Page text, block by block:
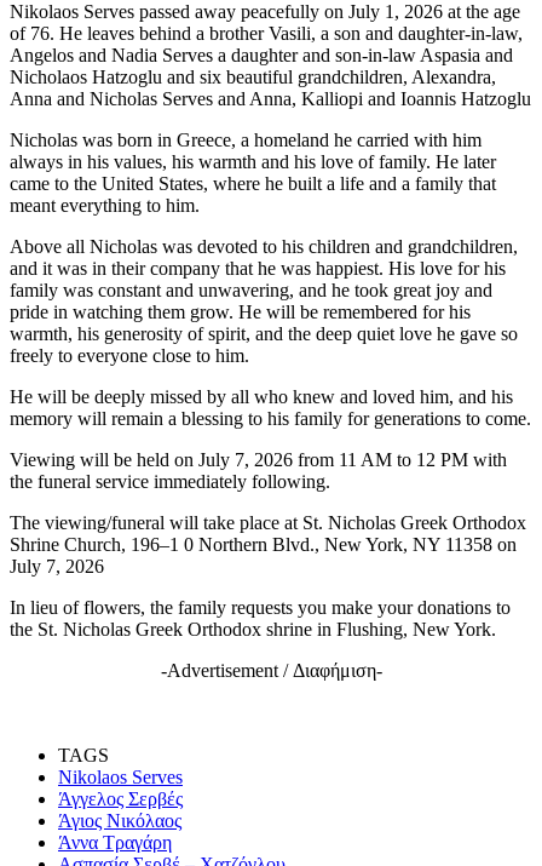
Nikolaos Serves passed away peacefully on July 1, 2026 at the age
of 76. He leaves behind a brother Vasili, a son and daughter-in-law,
Angelos and Nadia Serves a daughter and son-in-law Aspasia and
Nicholaos Hatzoglu and six beautiful grandchildren, Alexandra,
Anna and Nicholas Serves and Anna, Kalliopi and Ioannis Hatzoglu
Nicholas was born in Greece, a homeland he carried with him
always in his values, his warmth and his love of family. He later
came to the United States, where he built a life and a family that
meant everything to him.
Above all Nicholas was devoted to his children and grandchildren,
and it was in their company that he was happiest. His love for his
family was constant and unwavering, and he took great joy and
pride in watching them grow. He will be remembered for his
warmth, his generosity of spirit, and the deep quiet love he gave so
freely to everyone close to him.
He will be deeply missed by all who knew and loved him, and his
memory will remain a blessing to his family for generations to come.
Viewing will be held on July 7, 2026 from 11 AM to 12 PM with
the funeral service immediately following.
The viewing/funeral will take place at St. Nicholas Greek Orthodox
Shrine Church, 196–1 0 Northern Blvd., New York, NY 11358 on
July 7, 2026
In lieu of flowers, the family requests you make your donations to
the St. Nicholas Greek Orthodox shrine in Flushing, New York.
-Advertisement / Διαφήμιση-
TAGS
Nikolaos Serves
Άγγελος Σερβές
Άγιος Νικόλαος
Άννα Τραγάρη